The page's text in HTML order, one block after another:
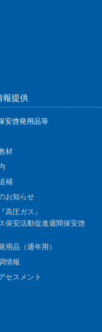
報提供
安啓発用品等
材
補
お知らせ
高圧ガス』
保安活動促進週間保安啓
用品（通年用）
情報
セスメント